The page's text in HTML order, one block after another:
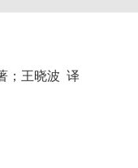
；王晓波 译